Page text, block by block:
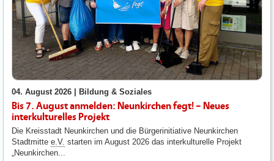
04. August 2026 | Bildung & Soziales
Bis 7. August anmelden: Neunkirchen fegt! – Neues
interkulturelles Projekt
Die Kreisstadt Neunkirchen und die Bürgerinitiative Neunkirchen
Stadtmitte e.V. starten im August 2026 das interkulturelle Projekt
„Neunkirchen...